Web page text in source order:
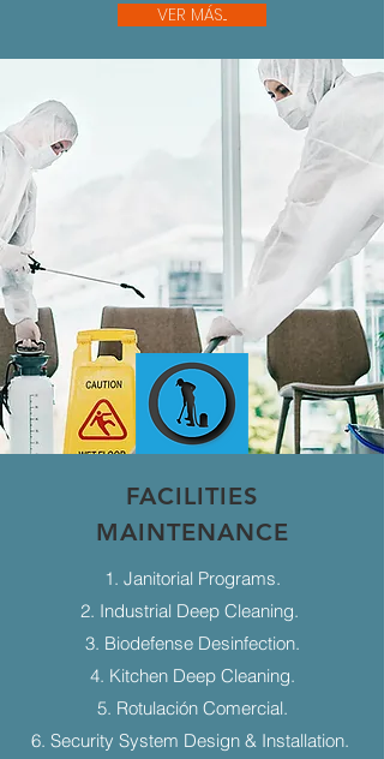
VER MÁS...
FACILITIES
MAINTENANCE
1. Janitorial Programs.
2. Industrial Deep Cleaning.
3. Biodefense Desinfection.
4. Kitchen Deep Cleaning.
5. Rotulación Comercial.
6. Security System Design & Installation.